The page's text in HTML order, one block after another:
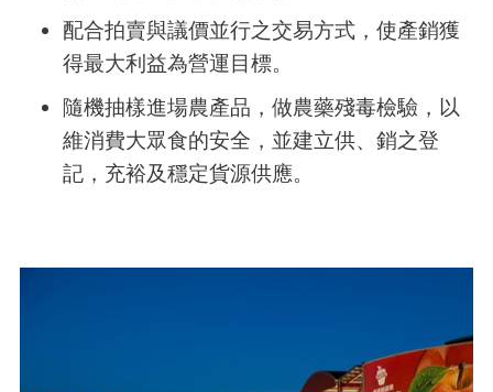
配合拍賣與議價並行之交易方式，使產銷獲
得最大利益為營運目標。
隨機抽樣進場農產品，做農藥殘毒檢驗，以
維消費大眾食的安全，並建立供、銷之登
記，充裕及穩定貨源供應。